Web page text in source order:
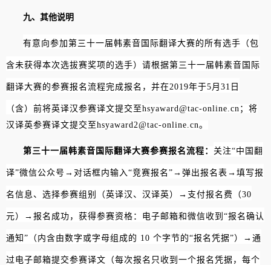
九、其他说明
有意向参加 第三十一届韩素音国际翻译大赛的 所有选手（包
含未获得本次选拔赛奖项的选手）请根据第三十一届韩素音国际
翻译大赛的参赛报名流程完成报名， 并在2019年于5月 31 日
（含）前将英译汉参赛译文提交至hsyaward@tac-online.cn ；将
汉译英参赛译文提交至hsyaward2@tac-online.cn。
第三十一届韩素音国际翻译大赛参赛报名流程： 关注“中国翻
译”微信公众号 → 对话框内输入“竞赛报名 ”→ 弹出报名表 → 填写报
名信息、选择参赛组别（英译汉、汉译英） → 支付报名费（30
元） → 报名成功，获得参赛资格：电子邮箱和微信收到 “报名确认
通知 ” （内含由数字或字母组成的 10 个字节的“报名凭据”） → 通
过电子邮箱提交参赛译文（每次报名只收到一个报名凭据，每个